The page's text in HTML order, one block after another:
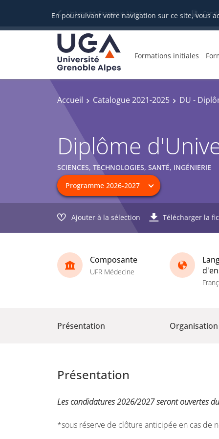
En poursuivant votre navigation sur ce site, vous
Université Grenoble Alpes
Formations initiales
Accueil Catalogue 2021-2025 DU -
Diplôme
SCIENCES, TECHNOLOGIES, SANTÉ, INGÉNIERIE
Ajouter à la sélection Télécharger la
Composante
UFR Médecine
Présentation Organisation
Présentation
Les candidatures 2026/2027 seront ouvertes
*sous réserve de clôture anticipée en cas de